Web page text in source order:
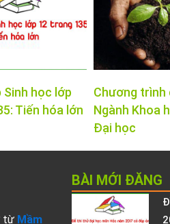
Sinh học lớp
Tiến hóa lớn
Chương trình
Ngành Khoa
Đại học
từ Mầm
BÀI MỚI ĐĂNG